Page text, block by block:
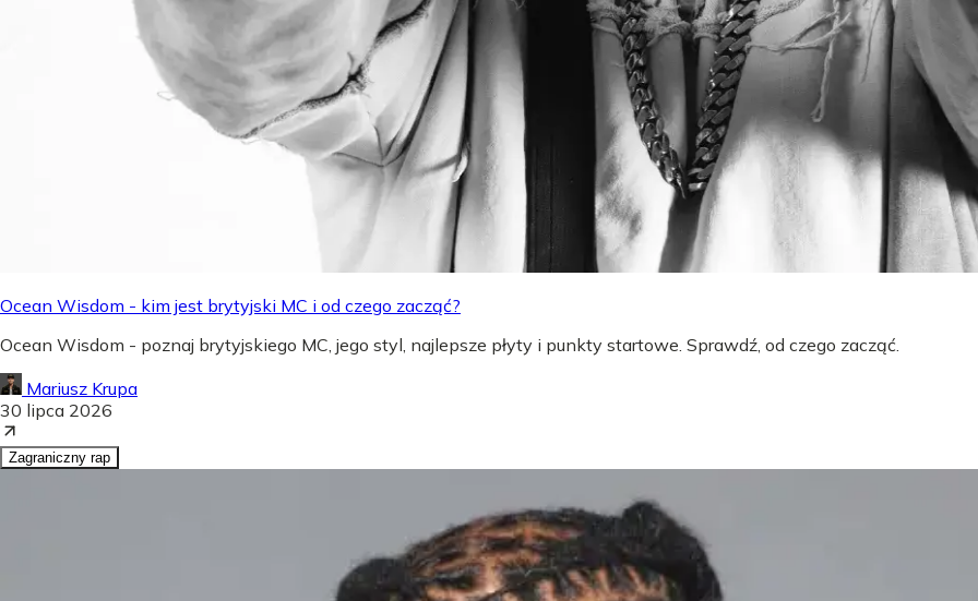
Ocean Wisdom - kim jest brytyjski MC i od czego zacząć?
Ocean Wisdom - poznaj brytyjskiego MC, jego styl, najlepsze płyty i punkty startowe. Sprawdź, od czego zacząć.
Mariusz Krupa
30 lipca 2026
Zagraniczny rap